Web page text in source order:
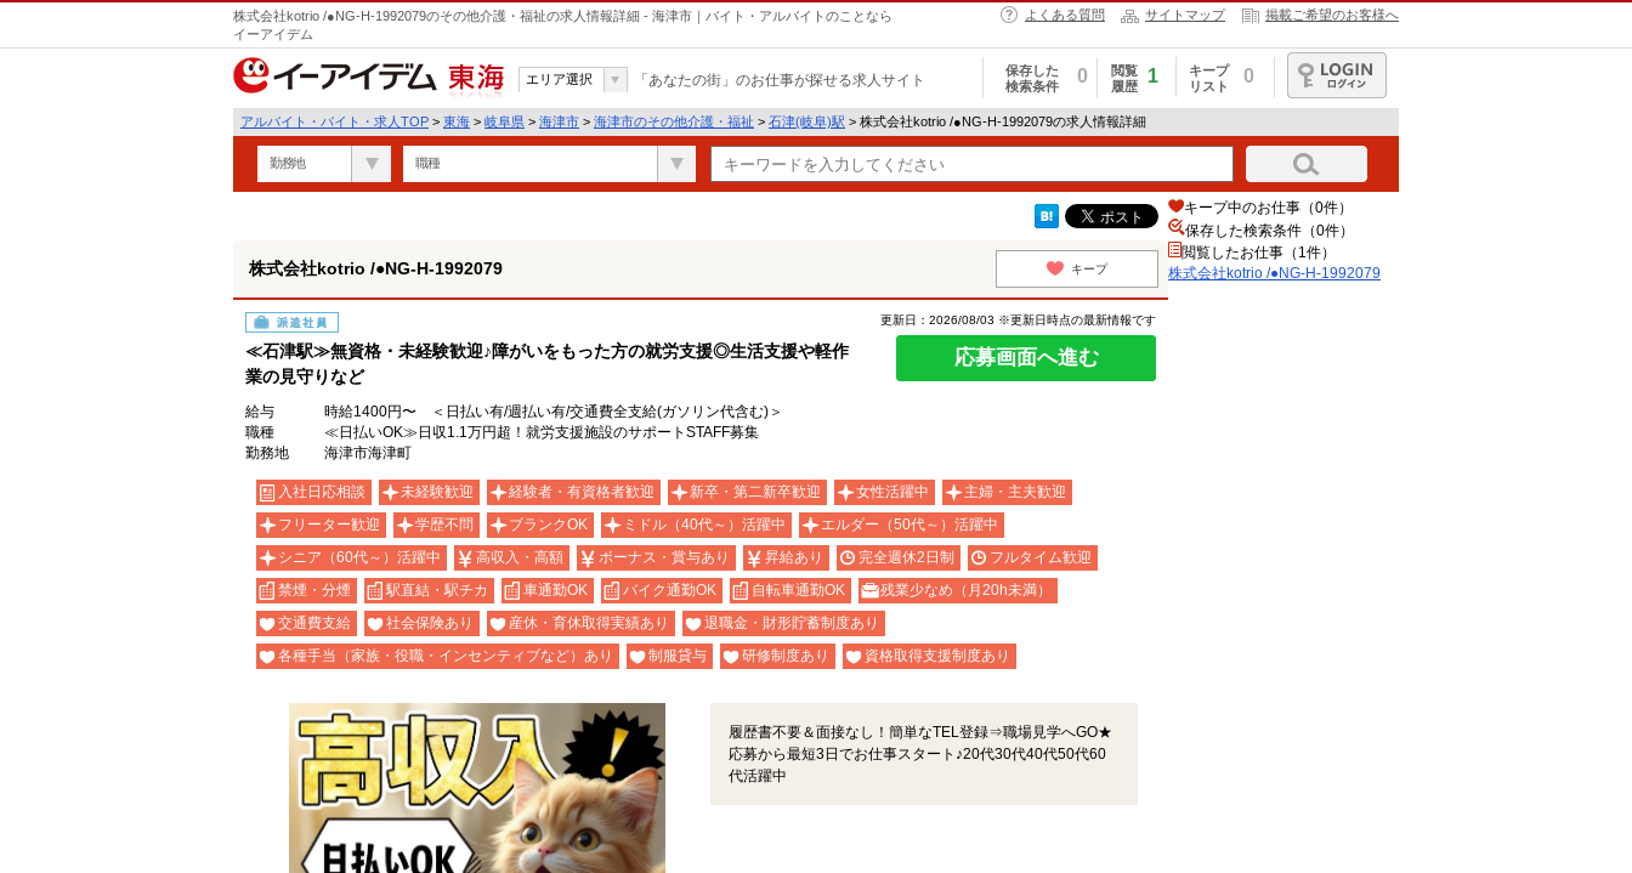
株式会社kotrio /●NG-H-1992079のその他介護・福祉の求人情報詳細 - 海津市｜バイト・アルバイトのことなら
イーアイデム
よくある質問 サイトマップ 掲載ご希望のお客様へ
東海
エリア選択 「あなたの街」のお仕事が探せる求人サイト
保存した
検索条件
0
閲覧
履歴
1
キープ
リスト
0
ログイン
アルバイト・バイト・求人TOP > 東海 > 岐阜県 > 海津市 > 海津市のその他介護・福祉 > 石津(岐阜)駅 > 株式会社kotrio /●NG-H-1992079の求人情報詳細
勤務地 職種
株式会社kotrio /●NG-H-1992079 キープ
派遣社員
≪石津駅≫無資格・未経験歓迎♪障がいをもった方の就労支援◎生活支援や軽作
業の見守りなど
更新日：2026/08/03 ※更新日時点の最新情報です
応募画面へ進む
給与
時給1400円〜 ＜日払い有/週払い有/交通費全支給(ガソリン代含む)＞
職種
≪日払いOK≫日収1.1万円超！就労支援施設のサポートSTAFF募集
勤務地
海津市海津町
入社日応相談 未経験歓迎 経験者・有資格者歓迎 新卒・第二新卒歓迎 女性活躍中
主婦・主夫歓迎
フリーター歓迎
学歴不問 ブランクOK ミドル（40代～）活躍中
エルダー（50代～）活躍中
シニア（60代～）活躍中
高収入・高額 ボーナス・賞与あり 昇給あり 完全週休2日制
フルタイム歓迎
禁煙・分煙
駅直結・駅チカ 車通勤OK バイク通勤OK 自転車通勤OK
残業少なめ（月20h未満）
交通費支給
社会保険あり 産休・育休取得実績あり
退職金・財形貯蓄制度あり
各種手当（家族・役職・インセンティブなど）あり
制服貸与 研修制度あり 資格取得支援制度あり
履歴書不要＆面接なし！簡単なTEL登録⇒職場見学へGO★
応募から最短3日でお仕事スタート♪20代30代40代50代60
代活躍中
キープ中のお仕事（0件）
保存した検索条件（0件）
閲覧したお仕事（1件）
株式会社kotrio /●NG-H-1992079